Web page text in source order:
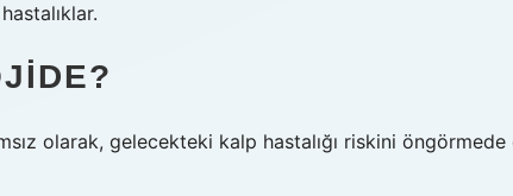
olarak, gelecekteki kalp hastalığı riskini öngörmede